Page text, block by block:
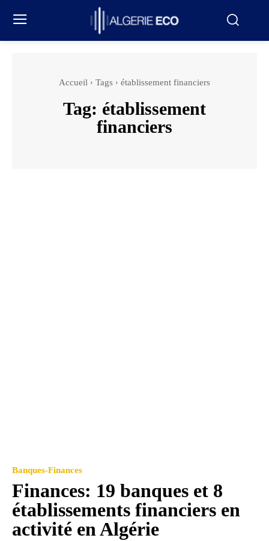
Accueil Tags établissement financiers
Tag: établissement
financiers
Banques-Finances
Finances: 19 banques et 8
établissements financiers en
activité en Algérie